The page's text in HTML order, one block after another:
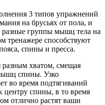
3 типов упражнений
на брусьях от пола, и
разные группы мышц тела на
тренажере способствуют
спины и пресса.
разным хватом, смещая
спины. Узко
во время подтягиваний
спины, в то время
отлично растят ваши